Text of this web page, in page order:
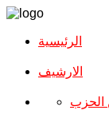
الرئيسية
الارشیف
الحزب